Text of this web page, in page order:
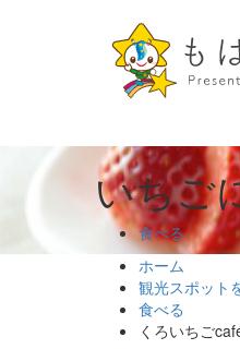
いちご
食べる
ホーム
観光スポット
食べる
くろいちご